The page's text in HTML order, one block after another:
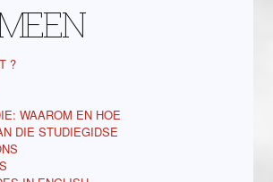
?
WAAROM EN HOE
DIE STUDIEGIDSE